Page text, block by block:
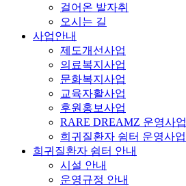
걸어온 발자취
오시는 길
사업안내
제도개선사업
의료복지사업
문화복지사업
교육자활사업
후원홍보사업
RARE DREAMZ 운영사업
희귀질환자 쉼터 운영사업
희귀질환자 쉼터 안내
시설 안내
운영규정 안내